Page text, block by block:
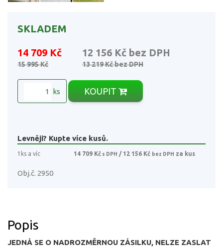
SKLADEM
14 709 Kč 12 156 Kč bez DPH
15 995 Kč 13 219 Kčbez DPH
ks KOUPIT
Levněji? Kupte více kusů.
1ks a víc 14 709 Kč s DPH / 12 156 Kč bez DPH za kus
Obj.č. 2950
Popis
JEDNÁ SE O NADROZMĚRNOU ZÁSILKU, NELZE ZASLAT